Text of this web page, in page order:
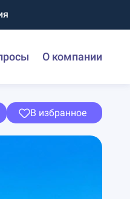
О компании
В избранное